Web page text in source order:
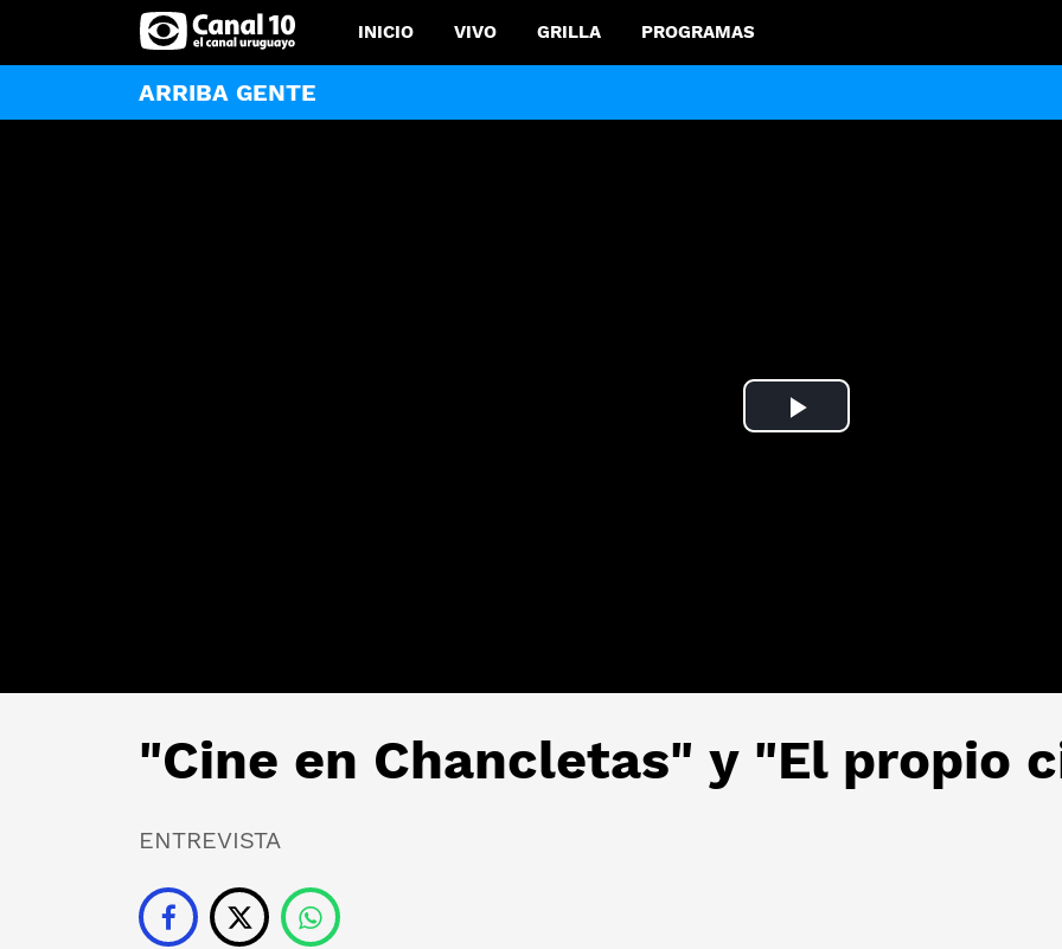
INICIO VIVO GRILLA PROGRAMAS
ARRIBA GENTE
Play
"Cine en Chancletas" y "El propio
ENTREVISTA